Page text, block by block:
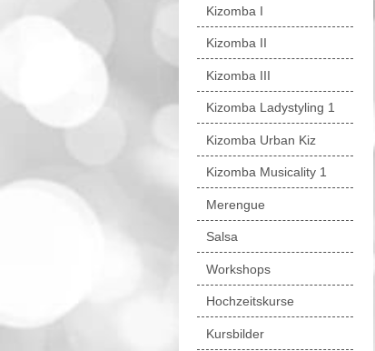
Kizomba I
Kizomba II
Kizomba III
Kizomba Ladystyling 1
Kizomba Urban Kiz
Kizomba Musicality 1
Merengue
Salsa
Workshops
Hochzeitskurse
Kursbilder